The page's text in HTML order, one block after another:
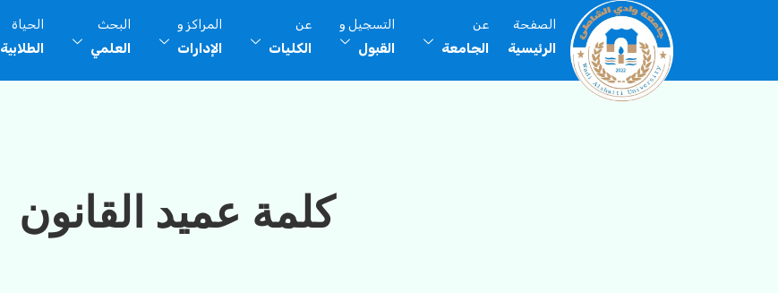
الصفحة
الرئيسية
عن
الجامعة
التسجيل و
القبول
عن
الكليات
المراكز و
الإدارات
البحث
العلمي
الحياة
الطلابية
كلمة عميد القانون